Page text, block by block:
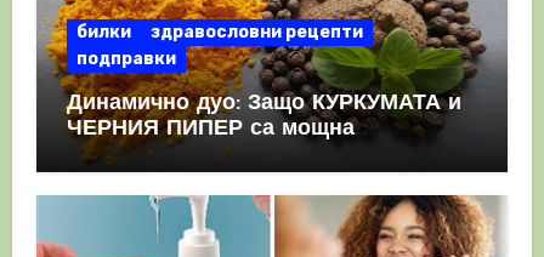
билки
здравословни рецепти
подправки
Динамично дуо: Защо КУРКУМАТА и
ЧЕРНИЯ ПИПЕР са мощна
комбинация